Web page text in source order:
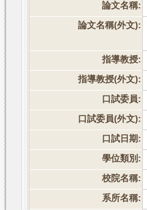
論文名稱:
論文名稱(外文):
指導教授:
指導教授(外文):
口試委員:
口試委員(外文):
口試日期:
學位類別:
校院名稱:
系所名稱: